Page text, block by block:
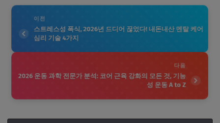
이전
스트레스성 폭식, 2026년 드디어 끊었다! 내돈내산 멘탈 케어
심리 기술 4가지
다음
2026 운동 과학 전문가 분석: 코어 근육 강화의 모든 것, 기능
성 운동 A to Z